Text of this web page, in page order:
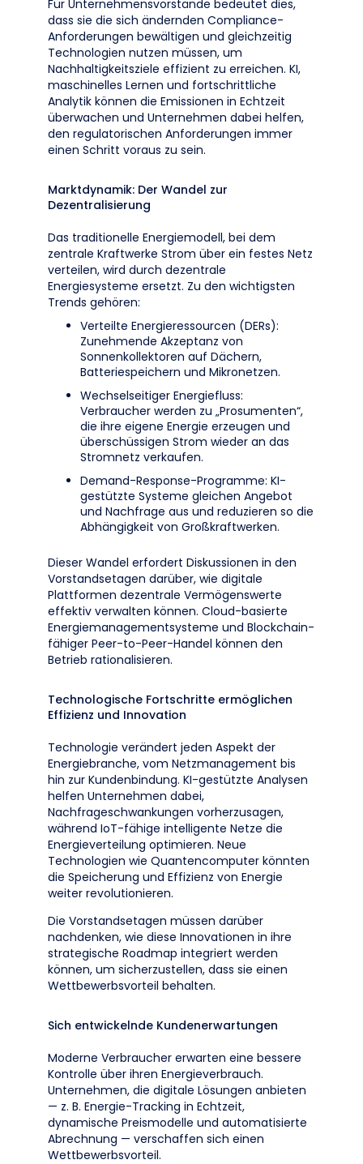
Für Unternehmensvorstände bedeutet dies,
dass sie die sich ändernden Compliance-
Anforderungen bewältigen und gleichzeitig
Technologien nutzen müssen, um
Nachhaltigkeitsziele effizient zu erreichen. KI,
maschinelles Lernen und fortschrittliche
Analytik können die Emissionen in Echtzeit
überwachen und Unternehmen dabei helfen,
den regulatorischen Anforderungen immer
einen Schritt voraus zu sein.
Marktdynamik: Der Wandel zur
Dezentralisierung
Das traditionelle Energiemodell, bei dem
zentrale Kraftwerke Strom über ein festes Netz
verteilen, wird durch dezentrale
Energiesysteme ersetzt. Zu den wichtigsten
Trends gehören:
Verteilte Energieressourcen (DERs):
Zunehmende Akzeptanz von
Sonnenkollektoren auf Dächern,
Batteriespeichern und Mikronetzen.
Wechselseitiger Energiefluss:
Verbraucher werden zu „Prosumenten“,
die ihre eigene Energie erzeugen und
überschüssigen Strom wieder an das
Stromnetz verkaufen.
Demand-Response-Programme: KI-
gestützte Systeme gleichen Angebot
und Nachfrage aus und reduzieren so die
Abhängigkeit von Großkraftwerken.
Dieser Wandel erfordert Diskussionen in den
Vorstandsetagen darüber, wie digitale
Plattformen dezentrale Vermögenswerte
effektiv verwalten können. Cloud-basierte
Energiemanagementsysteme und Blockchain-
fähiger Peer-to-Peer-Handel können den
Betrieb rationalisieren.
Technologische Fortschritte ermöglichen
Effizienz und Innovation
Technologie verändert jeden Aspekt der
Energiebranche, vom Netzmanagement bis
hin zur Kundenbindung. KI-gestützte Analysen
helfen Unternehmen dabei,
Nachfrageschwankungen vorherzusagen,
während IoT-fähige intelligente Netze die
Energieverteilung optimieren. Neue
Technologien wie Quantencomputer könnten
die Speicherung und Effizienz von Energie
weiter revolutionieren.
Die Vorstandsetagen müssen darüber
nachdenken, wie diese Innovationen in ihre
strategische Roadmap integriert werden
können, um sicherzustellen, dass sie einen
Wettbewerbsvorteil behalten.
Sich entwickelnde Kundenerwartungen
Moderne Verbraucher erwarten eine bessere
Kontrolle über ihren Energieverbrauch.
Unternehmen, die digitale Lösungen anbieten
— z. B. Energie-Tracking in Echtzeit,
dynamische Preismodelle und automatisierte
Abrechnung — verschaffen sich einen
Wettbewerbsvorteil.